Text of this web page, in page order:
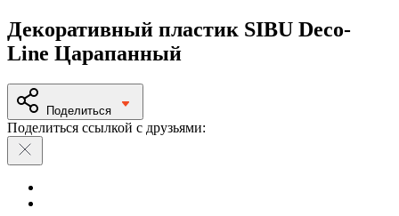
Декоративный пластик SIBU Deco-
Line Царапанный
Поделиться
Поделиться ссылкой с друзьями: